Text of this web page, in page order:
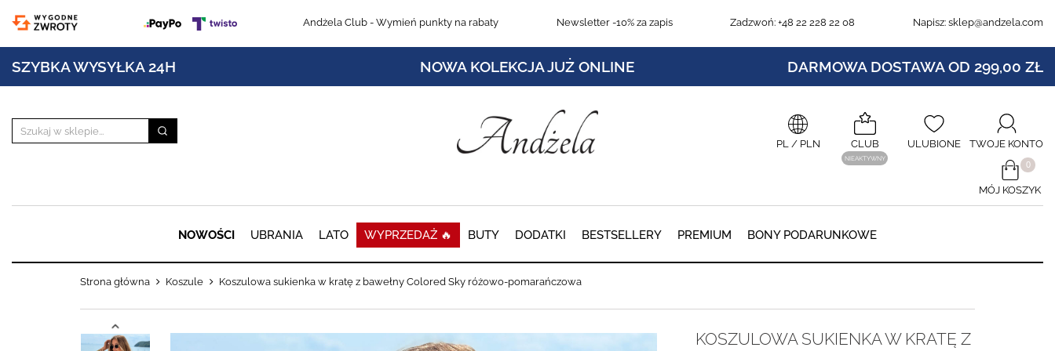
Andżela Club- Wymień punkty na rabaty Newsletter-10% za zapis Zadzwoń: +48 22 228 22 08 Napisz: sklep@andzela.com
SZYBKA WYSYŁKA 24H NOWA KOLEKCJA JUŻ ONLINE DARMOWA DOSTAWA OD 299,00 ZŁ
PL/ PLN CLUB
NIEAKTYWNY
ULUBIONE TWOJE KONTO
​0
MÓJ KOSZYK
NOWOŚCI UBRANIA LATO WYPRZEDAŻ 🔥 BUTY DODATKI BESTSELLERY PREMIUM BONY PODARUNKOWE
Strona główna Koszule Koszulowa sukienka w kratę z bawełny Colored Sky różowo-pomarańczowa
KOSZULOWA SUKIENKA W KRATĘ Z